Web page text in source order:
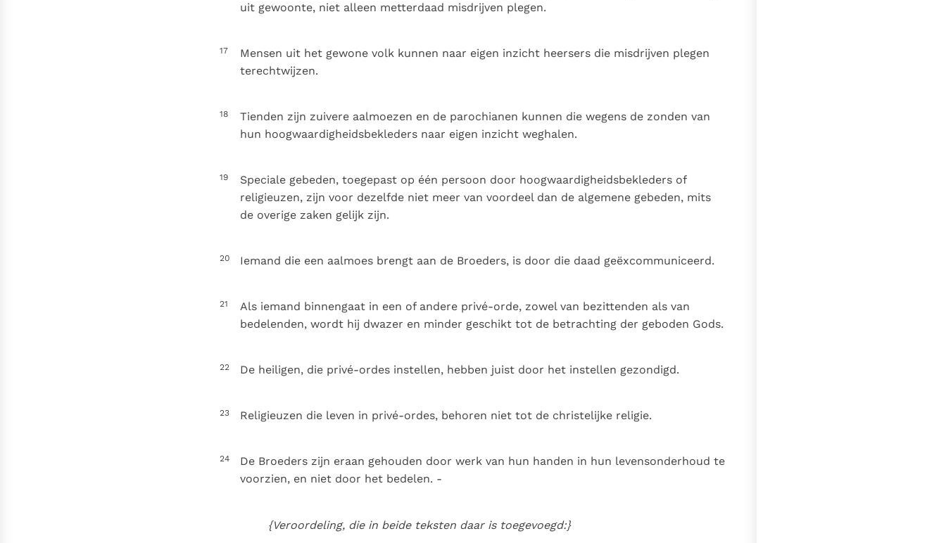
uit gewoonte, niet alleen metterdaad misdrijven plegen.
17
Mensen uit het gewone volk kunnen naar eigen inzicht heersers die misdrijven plegen
terechtwijzen.
18
Tienden zijn zuivere aalmoezen en de parochianen kunnen die wegens de zonden van
hun hoogwaardigheidsbekleders naar eigen inzicht weghalen.
19
Speciale gebeden, toegepast op één persoon door hoogwaardigheidsbekleders of
religieuzen, zijn voor dezelfde niet meer van voordeel dan de algemene gebeden, mits
de overige zaken gelijk zijn.
20 Iemand die een aalmoes brengt aan de Broeders, is door die daad geëxcommuniceerd.
21
Als iemand binnengaat in een of andere privé-orde, zowel van bezittenden als van
bedelenden, wordt hij dwazer en minder geschikt tot de betrachting der geboden Gods.
22 De heiligen, die privé-ordes instellen, hebben juist door het instellen gezondigd.
23 Religieuzen die leven in privé-ordes, behoren niet tot de christelijke religie.
24
De Broeders zijn eraan gehouden door werk van hun handen in hun levensonderhoud te
voorzien, en niet door het bedelen. -
{Veroordeling, die in beide teksten daar is toegevoegd:}